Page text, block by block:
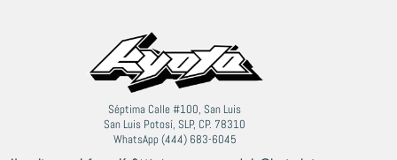
Séptima Calle #100, San Luis
San Luis Potosí, SLP, CP. 78310
WhatsApp (444) 683-6045